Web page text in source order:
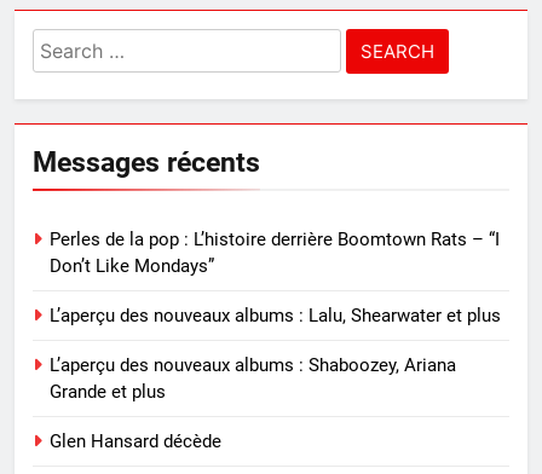
Search
for:
Messages récents
Perles de la pop : L’histoire derrière Boomtown Rats – “I
Don’t Like Mondays”
L’aperçu des nouveaux albums : Lalu, Shearwater et plus
L’aperçu des nouveaux albums : Shaboozey, Ariana
Grande et plus
Glen Hansard décède